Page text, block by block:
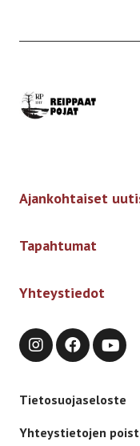
Etusivulle
Ajankohtaiset
Tapahtumat
Yhteystiedot
Tietosuojaseloste
Yhteystietojen